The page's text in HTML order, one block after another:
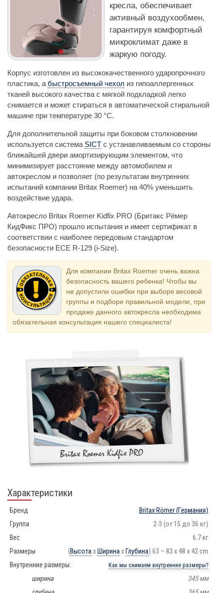
кресла, обеспечивает
активный воздухообмен,
гарантируя комфортный
микроклимат даже в
жаркую погоду.
Корпус изготовлен из высококачественного ударопрочного
пластика, а быстросъемный чехол из гипоаллергенных
тканей высокого качества с мягкой подкладкой легко
снимается и может стираться в автоматической стиральной
машине при температуре 30 °С.
Для дополнительной защиты при боковом столкновении
используется система SICT с устанавливаемым со стороны
ближайшей двери амортизирующим элементом, что
минимизирует расстояние между автомобилем и
автокреслом и позволяет (по результатам внутренних
испытаний компании Britax Roemer) на 40% уменьшить
воздействие удара.
Автокресло Britax Roemer Kidfix PRO (Бритакс Рёмер
КидФикс ПРО) прошло испытания и имеет сертификат в
соответствии с наиболее передовым стандартом
безопасности ECE R-129 (i-Size).
Для компании Britax Roemer очень важна
безопасность вашего ребенка! Чтобы вы
не допустили ошибки при выборе весовой
группы и подборе правильной модели, при
продаже данного автокресла необходима
обязательная консультация нашего специалиста!
Характеристики
Бренд Britax Römer(Германия)
Группа
2-3 (от 15 до 36 кг)
Вес
6.7 кг
Размеры
(ВысотахШиринахГлубина) 63 – 83 x 48 x 42 cm
Внутренние размеры:
Как мы снимаем внутренние размеры?
ширина
345 мм